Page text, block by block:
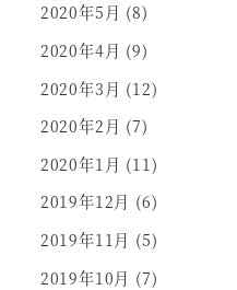
2020年5月 (8)
2020年4月 (9)
2020年3月 (12)
2020年2月 (7)
2020年1月 (11)
2019年12月 (6)
2019年11月 (5)
2019年10月 (7)